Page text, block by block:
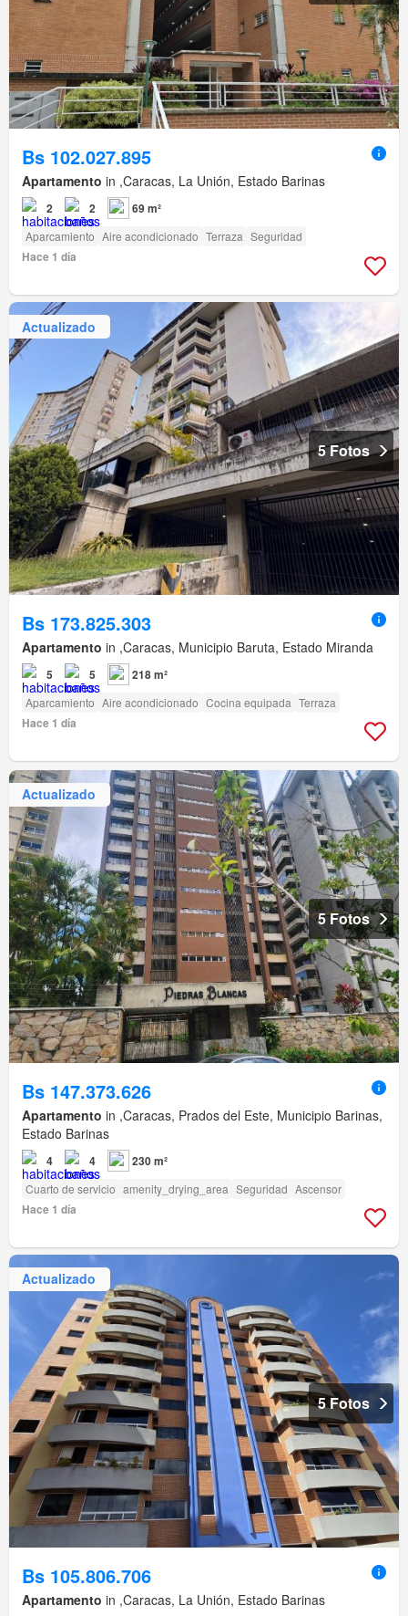
Bs 102.027.895
Apartamento in ,Caracas, La Unión, Estado Barinas
2 2 69 m²
Aparcamiento Aire acondicionado Terraza Seguridad
Hace 1 día
Actualizado
5 Fotos
Bs 173.825.303
Apartamento in ,Caracas, Municipio Baruta, Estado Miranda
5 5 218 m²
Aparcamiento Aire acondicionado Cocina equipada Terraza
Hace 1 día
Actualizado
5 Fotos
Bs 147.373.626
Apartamento in ,Caracas, Prados del Este, Municipio Barinas,
Estado Barinas
4 4 230 m²
Cuarto de servicio amenity_drying_area Seguridad Ascensor
Hace 1 día
Actualizado
5 Fotos
Bs 105.806.706
Apartamento in ,Caracas, La Unión, Estado Barinas